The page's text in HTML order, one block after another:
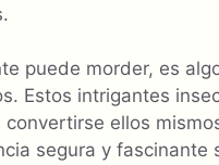
puede morder, es
Estos intrigantes
ellos
segura y fascinante